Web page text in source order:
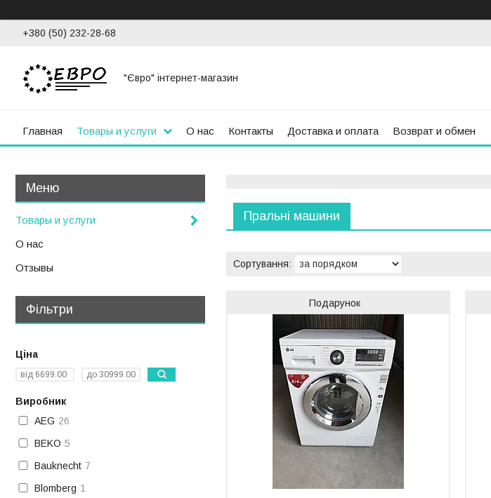
+380 (50) 232-28-68
"Євро" інтернет-магазин
Главная Товары и услуги О нас Контакты Доставка и оплата Возврат и обмен
Пральні машини
Подарунок
Товары и услуги
О нас
Отзывы
Фільтри
Ціна
Виробник
AEG 26
BEKO 5
Bauknecht 7
Blomberg 1